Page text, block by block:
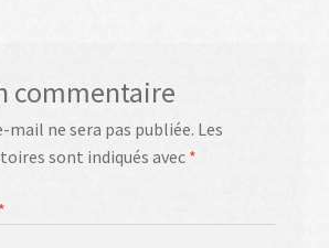
commentaire
mail ne sera pas publiée. Les
sont indiqués avec *
*